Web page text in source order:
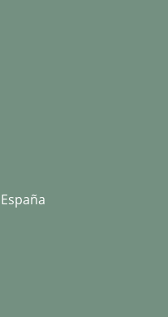
España